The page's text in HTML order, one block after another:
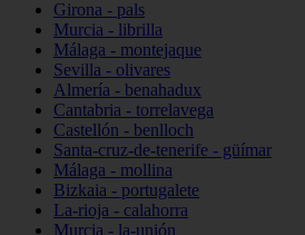
Girona - pals
Murcia - librilla
Málaga - montejaque
Sevilla - olivares
Almería - benahadux
Cantabria - torrelavega
Castellón - benlloch
Santa-cruz-de-tenerife - güímar
Málaga - mollina
Bizkaia - portugalete
La-rioja - calahorra
Murcia - la-unión